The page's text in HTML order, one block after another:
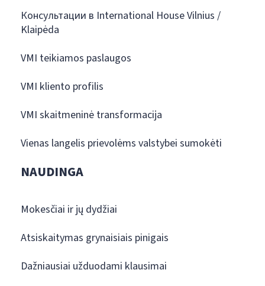
Консультации в International House Vilnius /
Klaipėda
VMI teikiamos paslaugos
VMI kliento profilis
VMI skaitmeninė transformacija
Vienas langelis prievolėms valstybei sumokėti
NAUDINGA
Mokesčiai ir jų dydžiai
Atsiskaitymas grynaisiais pinigais
Dažniausiai užduodami klausimai